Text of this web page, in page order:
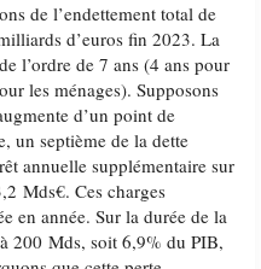
de l’endettement total de
d’euros fin 2023. La
l’ordre de 7 ans (4 ans pour
les ménages). Supposons
d’un point de
un septième de la dette
annuelle supplémentaire sur
Mds€. Ces charges
en année. Sur la durée de la
200 Mds, soit 6,9% du PIB,